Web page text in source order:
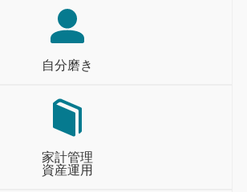
自分磨き
家計管理
資産運用